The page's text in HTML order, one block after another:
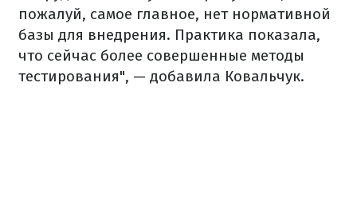
пожалуй, самое главное, нет нормативной
базы для внедрения. Практика показала,
что сейчас более совершенные методы
тестирования", — добавила Ковальчук.